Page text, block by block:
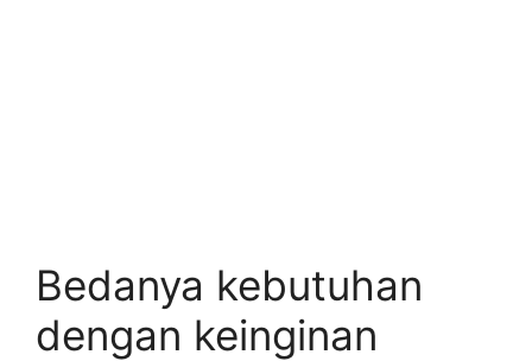
Bedanya kebutuhan
dengan keinginan